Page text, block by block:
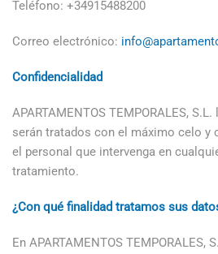
Teléfono: +34915488200
Correo electrónico:
Confidencialidad
APARTAMENTOS TEMPORALES,
serán tratados con el máximo celo y
el personal que intervenga en
tratamiento.
¿Con qué finalidad tratamos sus
En APARTAMENTOS TEMPORALES,